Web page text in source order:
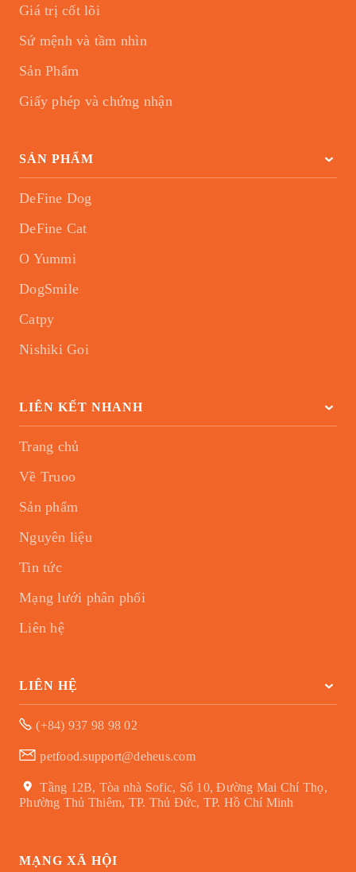
Giá trị cốt lõi
Sứ mệnh và tầm nhìn
Sản Phẩm
Giấy phép và chứng nhận
SẢN PHẨM
DeFine Dog
DeFine Cat
O Yummi
DogSmile
Catpy
Nishiki Goi
LIÊN KẾT NHANH
Trang chủ
Về Truoo
Sản phẩm
Nguyên liệu
Tin tức
Mạng lưới phân phối
Liên hệ
LIÊN HỆ
(+84) 937 98 98 02
petfood.support@deheus.com
Tầng 12B, Tòa nhà Sofic, Số 10, Đường Mai Chí Thọ,
Phường Thủ Thiêm, TP. Thủ Đức, TP. Hồ Chí Minh
MẠNG XÃ HỘI